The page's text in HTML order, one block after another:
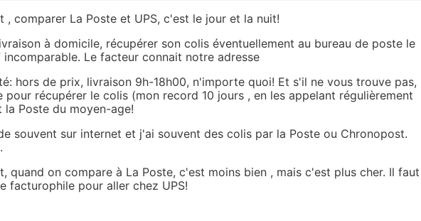
, comparer La Poste et UPS, c'est le jour et la nuit!
à domicile, récupérer son colis éventuellement au bureau de poste le
Le facteur connait notre adresse
hors de prix, livraison 9h-18h00, n'importe quoi! Et s'il ne vous trouve pas,
pour récupérer le colis (mon record 10 jours , en les appelant régulièrement
la Poste du moyen-age!
souvent sur internet et j'ai souvent des colis par la Poste ou Chronopost.
quand on compare à La Poste, c'est moins bien , mais c'est plus cher. Il faut
facturophile pour aller chez UPS!